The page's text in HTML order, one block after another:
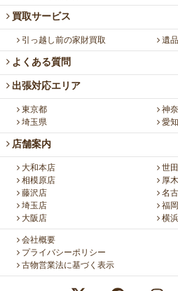
買取サービス
引っ越し前の家財買取 遺
よくある質問
出張対応エリア
東京都
神
埼玉県
愛
店舗案内
大和本店
世
相模原店
厚
藤沢店
名
埼玉店
福
大阪店
横浜
会社概要
プライバシーポリシー
古物営業法に基づく表示